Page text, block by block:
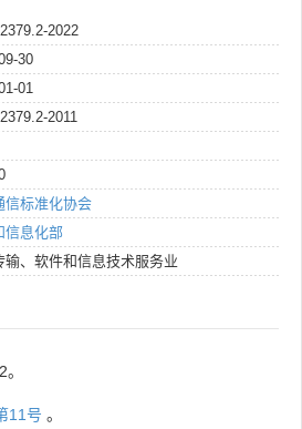
2022
30
01
2011
信标准化协会
信息化部
输、软件和信息技术服务业
11号 。